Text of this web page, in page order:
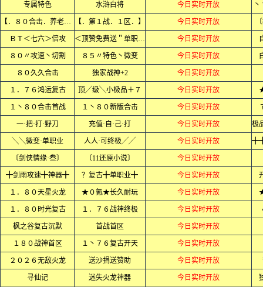
专属特色 水浒白将 今日实时开放
【．８０合击．养老．】 【．第１战．１区．】 今日实时开放
ＢＴ＜七六＞倍攻 ＜顶赞免费送＂单职业＞ 今日实时开放
８０〃攻速丶切割 ８５〃特色丶微变 今日实时开放
８０久久合击 独家战神+2 今日实时开放
１．７６鸿运复古 顶╱级╲小极品＋７ 今日实时开放
１丶８０合击首战 １丶８０新版合击 今日实时开放
一·把·打·野刀 充值·自·己·打 今日实时开放
╲╲微变·单职业 人人·可终极╱╱ 今日实时开放
〔剑侠情缘·叁〕 〔11还原小说〕 今日实时开放
╋剑雨攻速╋神器╋ ？复古╋单职业╋ 今日实时开放
１．８０天星火龙 ★０氪★长久耐玩 今日实时开放
１．８０时光复古 １．７６战神终极 今日实时开放
枫之谷复古沉默 首战首区 今日实时开放
１８０战神首区 １丶７６复古开天 今日实时开放
２０２６无敌火龙 送沙捐送赞助 今日实时开放
寻仙记 迷失火龙神器 今日实时开放